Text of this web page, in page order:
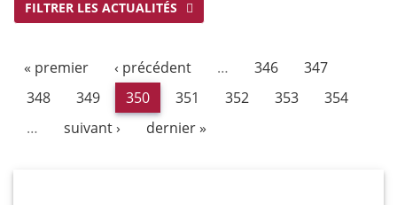
FILTRER LES ACTUALITÉS
« premier ‹ précédent … 346
347
348
349 350 351 352 353
354
…
suivant › dernier »